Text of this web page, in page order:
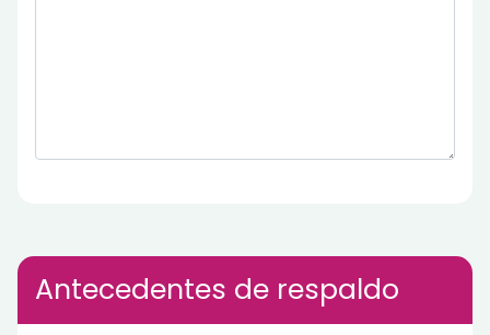
Antecedentes de respaldo